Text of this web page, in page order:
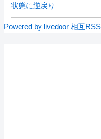
状態に逆戻り
Powered by livedoor 相互RSS